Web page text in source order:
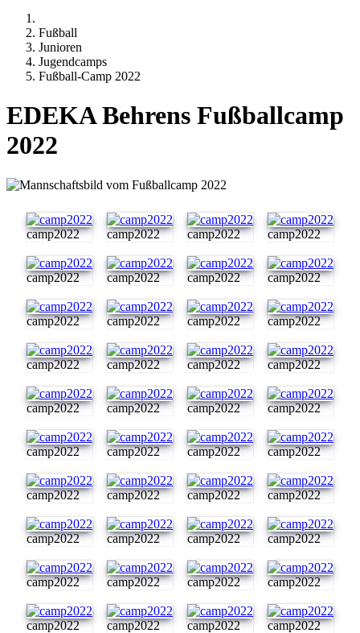
Fußball
Junioren
Jugendcamps
Fußball-Camp 2022
EDEKA Behrens Fußballcamp
2022
camp2022 camp2022 camp2022 camp2022
camp2022 camp2022 camp2022 camp2022
camp2022 camp2022 camp2022 camp2022
camp2022 camp2022 camp2022 camp2022
camp2022 camp2022 camp2022 camp2022
camp2022 camp2022 camp2022 camp2022
camp2022 camp2022 camp2022 camp2022
camp2022 camp2022 camp2022 camp2022
camp2022 camp2022 camp2022 camp2022
camp2022 camp2022 camp2022 camp2022